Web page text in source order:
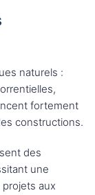
naturels :
fortement
constructions.
des
une
aux